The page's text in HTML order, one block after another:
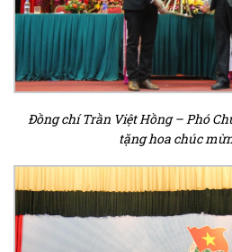
Đồng chí Trần Việt Hồng – Phó
tặng hoa chúc